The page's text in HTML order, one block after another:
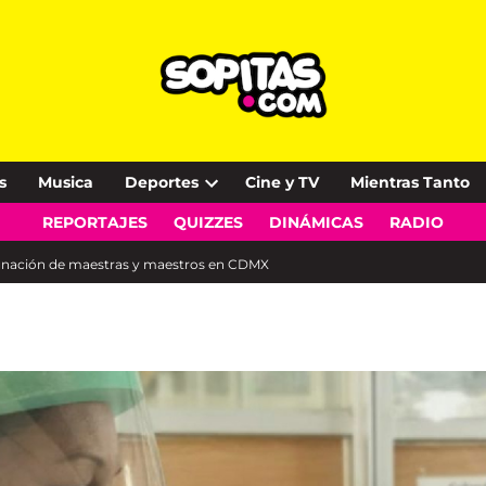
Musica Deportes
Open
dropdown
Cine y TV Mientras Tanto
REPORTAJES QUIZZES DINÁMICAS RADIO
de maestras y maestros en CDMX